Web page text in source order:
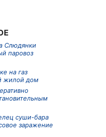
Слюдянки
паровоз
на газ
жилой дом
суши-бара
заражение